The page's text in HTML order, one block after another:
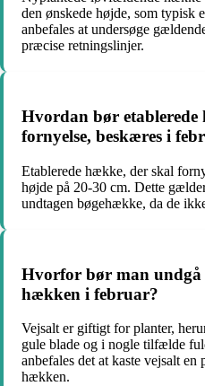
den ønskede højde, som typisk
anbefales at undersøge
præcise retningslinjer.
Hvordan bør
fornyelse, beskæres i
Etablerede hække, der skal
højde på 20-30 cm. Dette
undtagen bøgehække, da de
Hvorfor bør man undgå
hækken i februar?
Vejsalt er giftigt for planter,
gule blade og i nogle tilfælde
anbefales det at kaste vejsalt en
hækken.